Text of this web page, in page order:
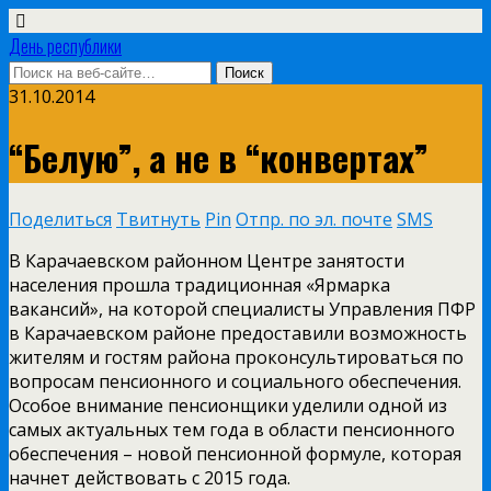
День республики
31.10.2014
“Белую”, а не в “конвертах”
Поделиться Твитнуть Pin Отпр. по эл. почте SMS
В Карачаевском районном Центре занятости
населения прошла традиционная «Ярмарка
вакансий», на которой специалисты Управления ПФР
в Карачаевском районе предоставили возможность
жителям и гостям района проконсультироваться по
вопросам пенсионного и социального обеспечения.
Особое внимание пенсионщики уделили одной из
самых актуальных тем года в области пенсионного
обеспечения – новой пенсионной формуле, которая
начнет действовать с 2015 года.